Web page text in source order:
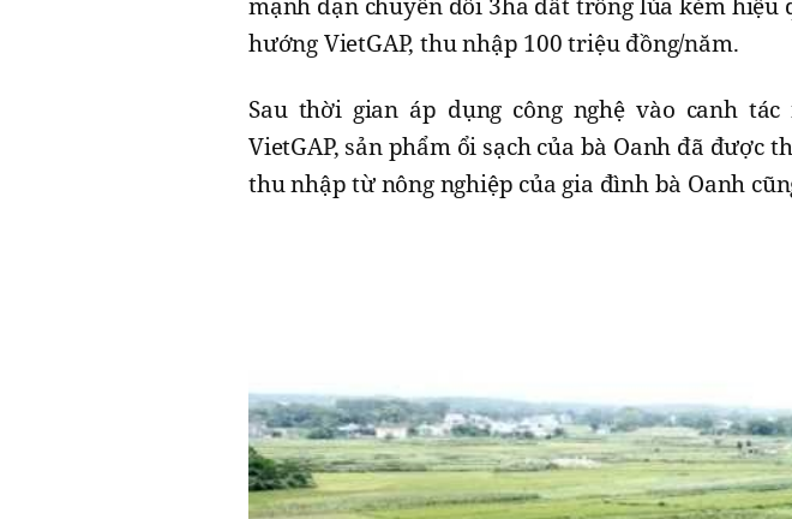
hướng VietGAP, thu nhập 100 triệu đồng/năm.
Sau thời gian áp dụng công nghệ vào canh
VietGAP, sản phẩm ổi sạch của bà Oanh đã được
thu nhập từ nông nghiệp của gia đình bà Oanh